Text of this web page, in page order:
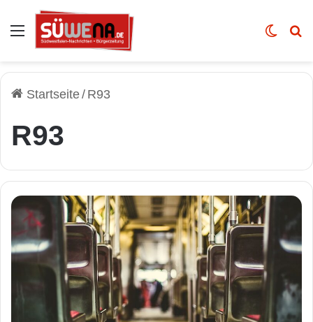
Auswahl Skin
Startseite/ R93
R93